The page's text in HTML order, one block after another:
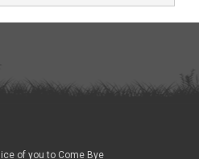
of you to Come Bye